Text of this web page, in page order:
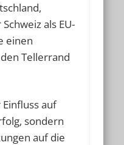
als EU-
einen
Tellerrand
auf
sondern
auf die